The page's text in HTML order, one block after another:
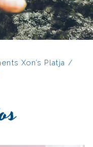
Xon’s Platja /